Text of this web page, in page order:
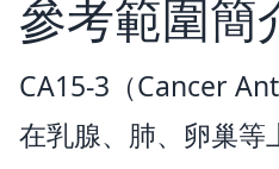
參考範圍簡
CA15-3（Cancer
在乳腺、肺、卵巢等